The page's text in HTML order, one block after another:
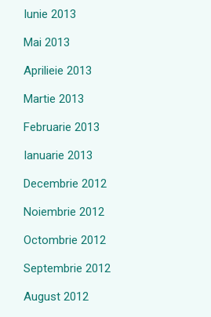
Iunie 2013
Mai 2013
Aprilieie 2013
Martie 2013
Februarie 2013
Ianuarie 2013
Decembrie 2012
Noiembrie 2012
Octombrie 2012
Septembrie 2012
August 2012